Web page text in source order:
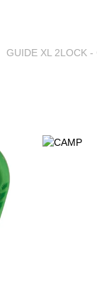
GUIDE XL 2LOCK -